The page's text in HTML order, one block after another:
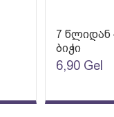
7
ბიჭი
6,90 Gel